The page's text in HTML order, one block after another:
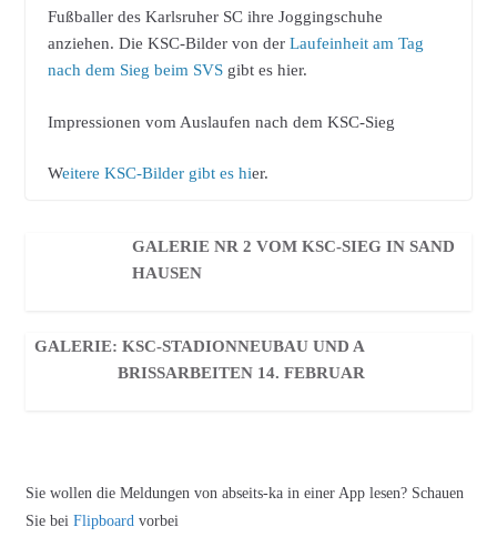
Fußballer des Karlsruher SC ihre Joggingschuhe
anziehen. Die KSC-Bilder von der Laufeinheit am Tag
nach dem Sieg beim SVS gibt es hier.
Impressionen vom Auslaufen nach dem KSC-Sieg
Weitere KSC-Bilder gibt es hier.
GALERIE NR 2 VOM KSC-SIEG IN SAND
HAUSEN
GALERIE: KSC-STADIONNEUBAU UND A
BRISSARBEITEN 14. FEBRUAR
Sie wollen die Meldungen von abseits-ka in einer App lesen? Schauen
Sie bei Flipboard vorbei